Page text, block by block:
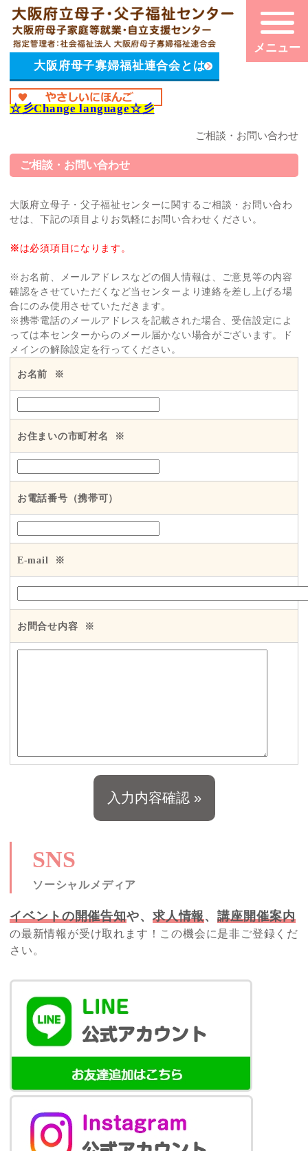
大阪府母子寡婦福祉連合会とは
☆彡Change language☆彡
ご相談・お問い合わせ
ご相談・お問い合わせ
大阪府立母子・父子福祉センターに関するご相談・お問い合わ
せは、下記の項目よりお気軽にお問い合わせください。
※ は必須項目になります。
※お名前、メールアドレスなどの個人情報は、ご意見等の内容
確認をさせていただくなど当センターより連絡を差し上げる場
合にのみ使用させていただきます。
※携帯電話のメールアドレスを記載された場合、受信設定によ
っては本センターからのメール届かない場合がございます。ド
メインの解除設定を行ってください。
お名前 ※
お住まいの市町村名 ※
お電話番号（携帯可）
E-mail ※
お問合せ内容 ※
SNS
ソーシャルメディア
イベントの開催告知や、 求人情報、講座開催案内
の最新情報が受け取れます！この機会に是非ご登録くだ
さい。